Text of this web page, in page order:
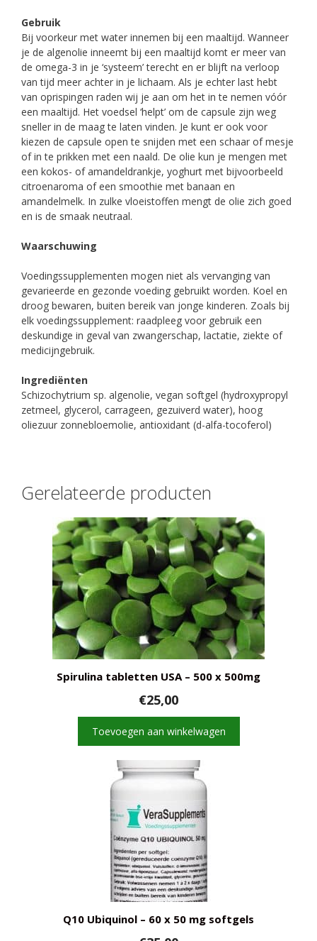
Gebruik
Bij voorkeur met water innemen bij een maaltijd. Wanneer
je de algenolie inneemt bij een maaltijd komt er meer van
de omega-3 in je ‘systeem’ terecht en er blijft na verloop
van tijd meer achter in je lichaam. Als je echter last hebt
van oprispingen raden wij je aan om het in te nemen vóór
een maaltijd. Het voedsel ‘helpt’ om de capsule zijn weg
sneller in de maag te laten vinden. Je kunt er ook voor
kiezen de capsule open te snijden met een schaar of mesje
of in te prikken met een naald. De olie kun je mengen met
een kokos- of amandeldrankje, yoghurt met bijvoorbeeld
citroenaroma of een smoothie met banaan en
amandelmelk. In zulke vloeistoffen mengt de olie zich goed
en is de smaak neutraal.
Waarschuwing
Voedingssupplementen mogen niet als vervanging van
gevarieerde en gezonde voeding gebruikt worden. Koel en
droog bewaren, buiten bereik van jonge kinderen. Zoals bij
elk voedingssupplement: raadpleeg voor gebruik een
deskundige in geval van zwangerschap, lactatie, ziekte of
medicijngebruik.
Ingrediënten
Schizochytrium sp. algenolie, vegan softgel (hydroxypropyl
zetmeel, glycerol, carrageen, gezuiverd water), hoog
oliezuur zonnebloemolie, antioxidant (d-alfa-tocoferol)
Gerelateerde producten
Spirulina tabletten USA – 500 x 500mg
€25,00
Toevoegen aan winkelwagen
Q10 Ubiquinol – 60 x 50 mg softgels